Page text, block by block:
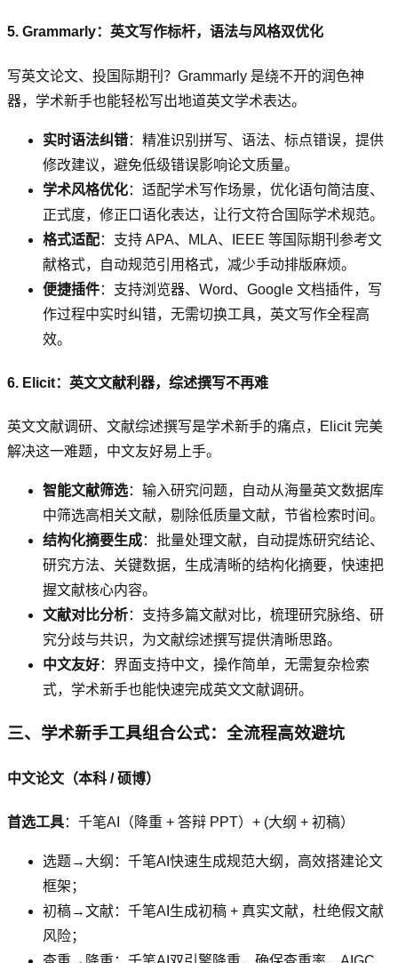
5. Grammarly：英文写作标杆，语法与风格双优化
写英文论文、投国际期刊？Grammarly 是绕不开的润色神
器，学术新手也能轻松写出地道英文学术表达。
实时语法纠错：精准识别拼写、语法、标点错误，提供
修改建议，避免低级错误影响论文质量。
学术风格优化：适配学术写作场景，优化语句简洁度、
正式度，修正口语化表达，让行文符合国际学术规范。
格式适配：支持 APA、MLA、IEEE 等国际期刊参考文
献格式，自动规范引用格式，减少手动排版麻烦。
便捷插件：支持浏览器、Word、Google 文档插件，写
作过程中实时纠错，无需切换工具，英文写作全程高
效。
6. Elicit：英文文献利器，综述撰写不再难
英文文献调研、文献综述撰写是学术新手的痛点，Elicit 完美
解决这一难题，中文友好易上手。
智能文献筛选：输入研究问题，自动从海量英文数据库
中筛选高相关文献，剔除低质量文献，节省检索时间。
结构化摘要生成：批量处理文献，自动提炼研究结论、
研究方法、关键数据，生成清晰的结构化摘要，快速把
握文献核心内容。
文献对比分析：支持多篇文献对比，梳理研究脉络、研
究分歧与共识，为文献综述撰写提供清晰思路。
中文友好：界面支持中文，操作简单，无需复杂检索
式，学术新手也能快速完成英文文献调研。
三、学术新手工具组合公式：全流程高效避坑
中文论文（本科 / 硕博）
首选工具：千笔AI（降重 + 答辩 PPT）+ (大纲 + 初稿）
选题→大纲：千笔AI快速生成规范大纲，高效搭建论文
框架；
初稿→文献：千笔AI生成初稿 + 真实文献，杜绝假文献
风险；